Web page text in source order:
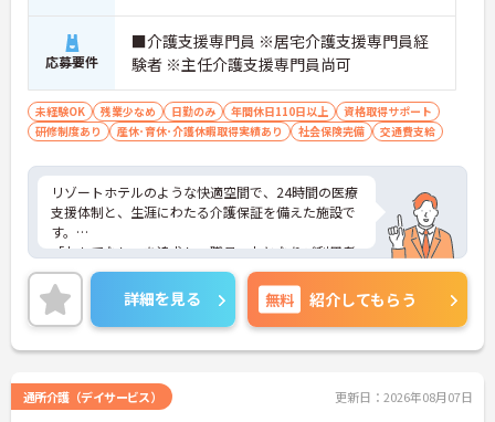
応募要件
■介護支援専門員 ※居宅介護支援専門員経
験者 ※主任介護支援専門員尚可
未経験OK 残業少なめ 日勤のみ 年間休日110日以上
資格取得サポート
研修制度あり
産休･育休･介護休暇取得実績あり 社会保険完備 交通費支給
リゾートホテルのような快適空間で、24時間の医療
支援体制と、生涯にわたる介護保証を備えた施設で
す。
「おもてなし」を追求し、職員一丸となりご利用者
様をサポートしています。
年間休日120日あり、メリハリつけてご就業いただ
けるのもポイントで
ご興味ある方には、面接対策ポイントなど、さらに
詳細をお話しいたしますのでお気軽にご相談くださ
詳細を見る 無料 紹介してもらう
通所介護（デイサービス） 更新日：2026年08月07日